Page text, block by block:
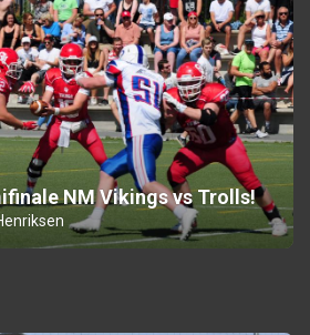
NM Vikings vs Trolls!